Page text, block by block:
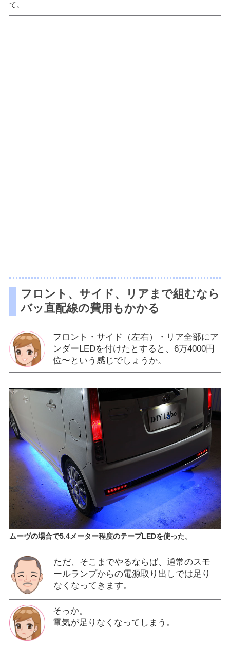
て。
フロント、サイド、リアまで組むなら
バッ直配線の費用もかかる
フロント・サイド（左右）・リア全部にア
ンダーLEDを付けたとすると、6万4000円
位〜という感じでしょうか。
ムーヴの場合で5.4メーター程度のテープLEDを使った。
ただ、そこまでやるならば、通常のスモ
ールランプからの電源取り出しでは足り
なくなってきます。
そっか。
電気が足りなくなってしまう。